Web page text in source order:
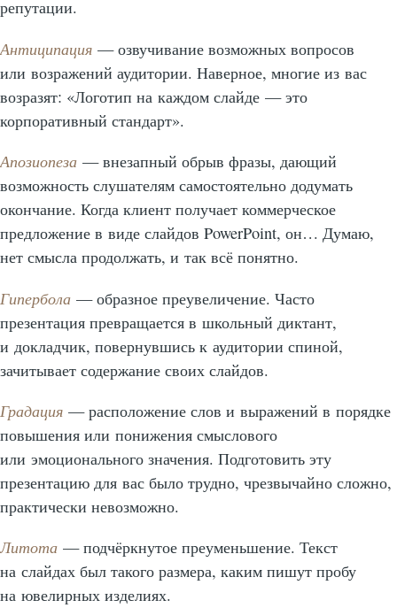
репутации.
Антиципация — озвучивание возможных вопросов
или возражений аудитории. Наверное, многие из вас
возразят: «Логотип на каждом слайде — это
корпоративный стандарт».
Апозиопеза — внезапный обрыв фразы, дающий
возможность слушателям самостоятельно додумать
окончание. Когда клиент получает коммерческое
предложение в виде слайдов PowerPoint, он… Думаю,
нет смысла продолжать, и так всё понятно.
Гипербола — образное преувеличение. Часто
презентация превращается в школьный диктант,
и докладчик, повернувшись к аудитории спиной,
зачитывает содержание своих слайдов.
Градация — расположение слов и выражений в порядке
повышения или понижения смыслового
или эмоционального значения. Подготовить эту
презентацию для вас было трудно, чрезвычайно сложно,
практически невозможно.
Литота — подчёркнутое преуменьшение. Текст
на слайдах был такого размера, каким пишут пробу
на ювелирных изделиях.